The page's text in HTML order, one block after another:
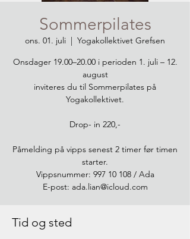
Sommerpilates
ons. 01. juli
  |
Yogakollektivet Grefsen
Onsdager 19.00–20.00 i perioden 1. juli – 12.
august
inviteres du til Sommerpilates på
Yogakollektivet.
Drop- in 220,-
Påmelding på vipps senest 2 timer før timen
starter.
Vippsnummer: 997 10 108 / Ada
E-post: ada.lian@icloud.com
Tid og sted